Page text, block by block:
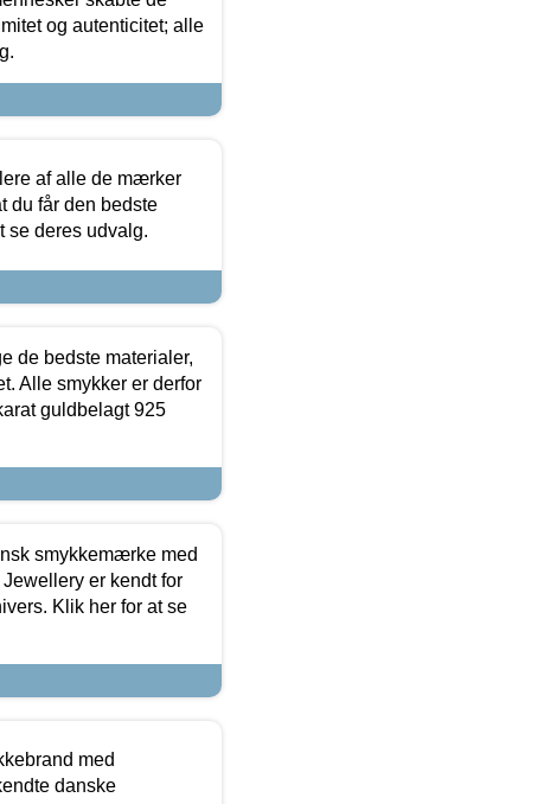
og autenticitet; alle
af alle de mærker
du får den bedste
se deres udvalg.
de bedste materialer,
Alle smykker er derfor
guldbelagt 925
smykkemærke med
er kendt for
Klik her for at se
med
danske